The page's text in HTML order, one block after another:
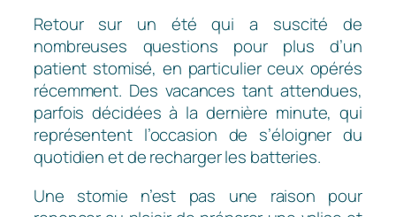
Retour sur un été qui a suscité de
nombreuses questions pour plus d’un
patient stomisé, en particulier ceux opérés
récemment. Des vacances tant attendues,
parfois décidées à la dernière minute, qui
représentent l’occasion de s’éloigner du
quotidien et de recharger les batteries.
Une stomie n’est pas une raison pour